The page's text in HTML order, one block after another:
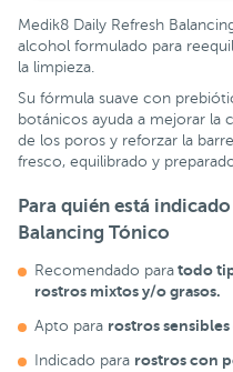
Medik8 Daily Refresh
alcohol formulado para
la limpieza.
Su fórmula suave con
botánicos ayuda a mejorar la
de los poros y reforzar la
fresco, equilibrado y
Para quién está
Balancing Tónico
Recomendado para todo
rostros mixtos y/o grasos.
Apto para rostros
Indicado para rostros con